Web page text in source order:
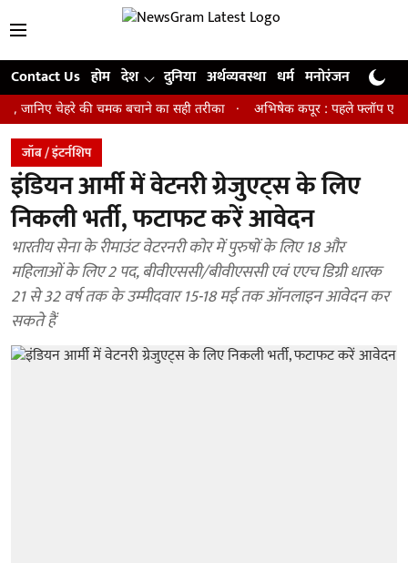
Contact Us होम देश दुनिया अर्थव्यवस्था धर्म मनोरंजन खेल
चेहरे की चमक बचाने का सही तरीका अभिषेक कपूर : पहले फ्लॉप एक्टर फिर बने
जॉब / इंटर्नशिप
इंडियन आर्मी में वेटनरी ग्रेजुएट्स के लिए
निकली भर्ती, फटाफट करें आवेदन
भारतीय सेना के रीमाउंट वेटरनरी कोर में पुरुषों के लिए 18 और
महिलाओं के लिए 2 पद, बीवीएससी/बीवीएससी एवं एएच डिग्री धारक
21 से 32 वर्ष तक के उम्मीदवार 15-18 मई तक ऑनलाइन आवेदन कर
सकते हैं